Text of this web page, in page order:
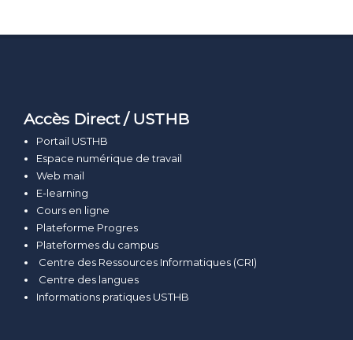
Accès Direct / USTHB
Portail USTHB
Espace numérique de travail
Web mail
E-learning
Cours en ligne
Plateforme Progres
Plateformes du campus
Centre des Ressources Informatiques (CRI)
Centre des langues
Informations pratiques USTHB